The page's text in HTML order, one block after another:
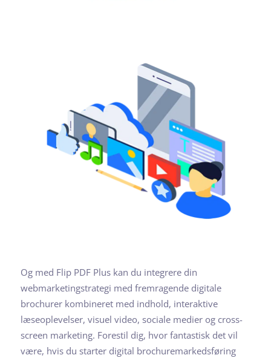
Og med Flip PDF Plus kan du integrere din
webmarketingstrategi med fremragende digitale
brochurer kombineret med indhold, interaktive
læseoplevelser, visuel video, sociale medier og cross-
screen marketing. Forestil dig, hvor fantastisk det vil
være, hvis du starter digital brochuremarkedsføring